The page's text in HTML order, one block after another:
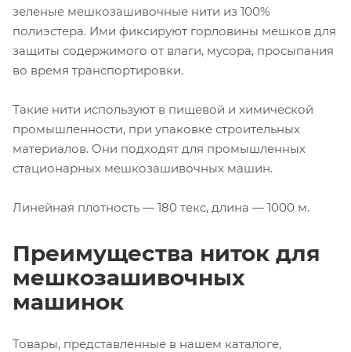
зеленые мешкозашивочные нити из 100%
полиэстера. Ими фиксируют горловины мешков для
защиты содержимого от влаги, мусора, просыпания
во время транспортировки.
Такие нити используют в пищевой и химической
промышленности, при упаковке строительных
материалов. Они подходят для промышленных
стационарных мешкозашивочных машин.
Линейная плотность — 180 текс, длина — 1000 м.
Преимущества ниток для
мешкозашивочных
машинок
Товары, представленные в нашем каталоге,